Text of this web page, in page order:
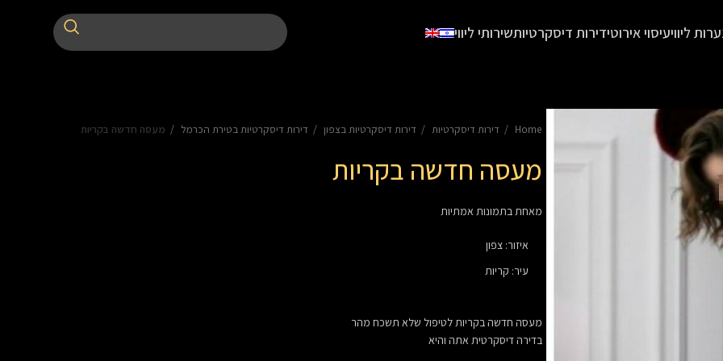
ליוויעיסוי אירוטידירות דיסקרטיותשירותי ליווי
Home דירות דיסקרטיות דירות דיסקרטיות בצפון דירות דיסקרטיות בטירת הכרמל מעסה חדשה בקריות
מעסה חדשה בקריות
מאחת בתמונות אמתיות
איזור: צפון
עיר: קריות
מעסה חדשה בקריות לטיפול שלא תשכח מהר
בדירה דיסקרטית אתה והיא